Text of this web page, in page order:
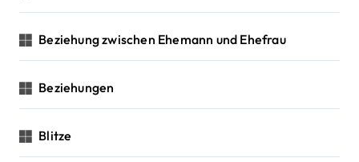
Beziehung zwischen Ehemann und Ehefrau
Beziehungen
Blitze